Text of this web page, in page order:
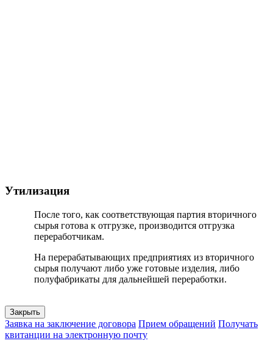
Утилизация
После того, как соответствующая партия вторичного
сырья готова к отгрузке, производится отгрузка
переработчикам.
На перерабатывающих предприятиях из вторичного
сырья получают либо уже готовые изделия, либо
полуфабрикаты для дальнейшей переработки.
Закрыть
Заявка на заключение договора Прием обращений Получать
квитанции на электронную почту